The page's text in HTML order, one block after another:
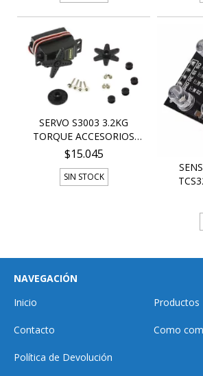
SERVO S3003 3.2KG
TORQUE ACCESORIOS
ROBO...
$15.045
SIN STOCK
NAVEGACIÓN
Inicio
Productos
Contacto Como
Política de Devolución